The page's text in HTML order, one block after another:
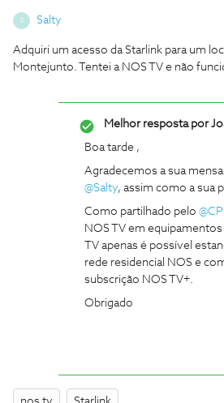
S Salty
Adquiri um acesso da Starlink para um
Montejunto. Tentei a NOS TV e não
Melhor resposta por
Boa tarde ,
Agradecemos a sua
@Salty, assim como a sua
Como partilhado pelo ​
NOS TV em
TV apenas é possível
rede residencial NOS e
subscrição NOS TV+.
Obrigado